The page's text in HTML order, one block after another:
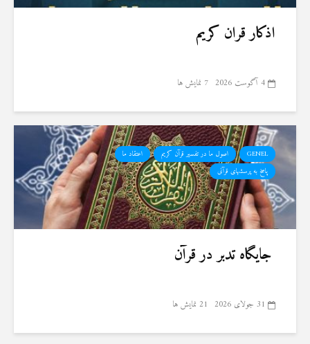
اذکار قران کریم
4 آگوست 2026 7 نمایش ها
GENEL اصول ما در تفسیر قرآن کریم
اعتقاد ما
پاسخ به پرسشهای قرآنی
جایگاه تدبر در قرآن
31 جولای 2026 21 نمایش ها